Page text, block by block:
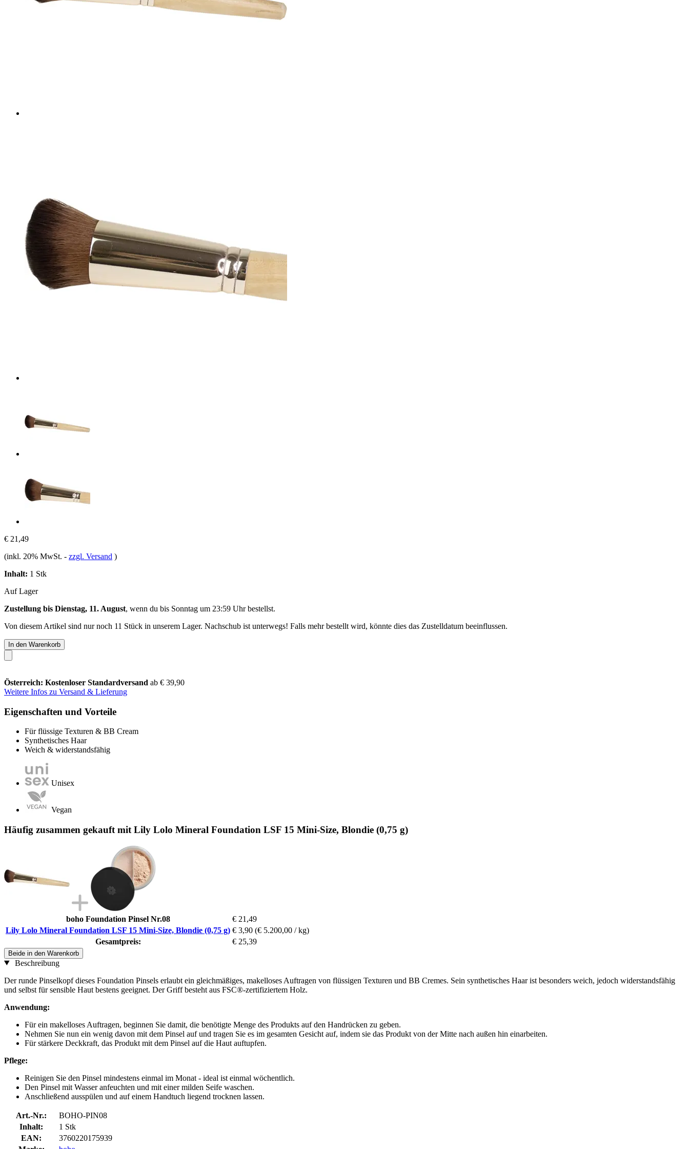
€ 21,49
(inkl. 20% MwSt. - zzgl. Versand )
Inhalt: 1 Stk
Auf Lager
Zustellung bis Dienstag, 11. August, wenn du bis Sonntag um 23:59 Uhrbestellst.
Von diesem Artikel sind nur noch 11 Stück in unserem Lager. Nachschub ist unterwegs! Falls mehr bestellt wird, könnte dies das Zustelldatum beeinflussen.
In den Warenkorb
Österreich: Kostenloser Standardversand ab € 39,90
Weitere Infos zu Versand & Lieferung
Eigenschaften und Vorteile
Für flüssige Texturen & BB Cream
Synthetisches Haar
Weich & widerstandsfähig
Unisex
Vegan
Häufig zusammen gekauft mit Lily Lolo Mineral Foundation LSF 15 Mini-Size, Blondie (0,75 g)
boho Foundation Pinsel Nr.08
€ 21,49
Lily Lolo Mineral Foundation LSF 15 Mini-Size, Blondie (0,75 g) € 3,90 (€ 5.200,00 / kg)
Gesamtpreis:
€ 25,39
Beide in den Warenkorb
Beschreibung
Der runde Pinselkopf dieses Foundation Pinsels erlaubt ein gleichmäßiges, makelloses Auftragen von flüssigen Texturen und BB Cremes. Sein synthetisches Haar ist besonders weich, jedoch widerstandsfähig
und selbst für sensible Haut bestens geeignet. Der Griff besteht aus FSC®-zertifiziertem Holz.
Anwendung:
Für ein makelloses Auftragen, beginnen Sie damit, die benötigte Menge des Produkts auf den Handrücken zu geben.
Nehmen Sie nun ein wenig davon mit dem Pinsel auf und tragen Sie es im gesamten Gesicht auf, indem sie das Produkt von der Mitte nach außen hin einarbeiten.
Für stärkere Deckkraft, das Produkt mit dem Pinsel auf die Haut auftupfen.
Pflege:
Reinigen Sie den Pinsel mindestens einmal im Monat - ideal ist einmal wöchentlich.
Den Pinsel mit Wasser anfeuchten und mit einer milden Seife waschen.
Anschließend ausspülen und auf einem Handtuch liegend trocknen lassen.
Art.-Nr.:
BOHO-PIN08
Inhalt:
1 Stk
EAN:
3760220175939